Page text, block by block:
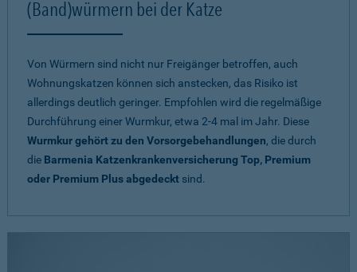
(Band)würmern bei der Katze
Von Würmern sind nicht nur Freigänger betroffen, auch
Wohnungskatzen können sich anstecken, das Risiko ist
allerdings deutlich geringer. Empfohlen wird die regelmäßige
Durchführung einer Wurmkur, etwa 2-4 mal im Jahr. Diese
Wurmkur gehört zu den Vorsorgebehandlungen, die durch
die Barmenia Katzenkrankenversicherung Top, Premium
oder Premium Plus abgedeckt sind.